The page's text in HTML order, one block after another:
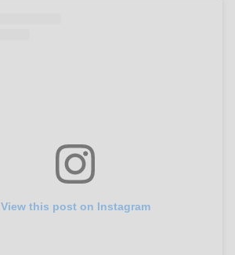
View this post on Instagram